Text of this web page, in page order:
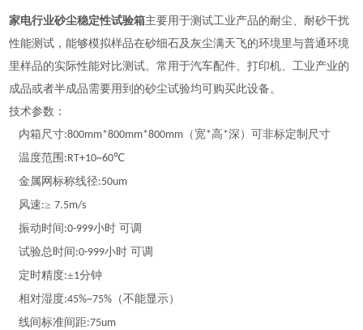
家电行业砂尘稳定性试验箱主要用于测试工业产品的耐尘、耐砂干扰
性能测试，能够模拟样品在砂细石及灰尘满天飞的环境里与普通环境
里样品的实际性能对比测试。常用于汽车配件、打印机、工业产业的
成品或者半成品需要用到的砂尘试验均可购买此设备。
技术参数：
内箱尺寸:800mm*800mm*800mm （宽*高*深）可非标定制尺寸
温度范围 :RT+10~60℃
金属网标称线径:50um
风速:≥7.5m/s
振动时间 :0-999小时 可调
试验总时间 :0-999小时 可调
定时精度:±1分钟
相对湿度:45%~75% （不能显示）
线间标准间距:75um